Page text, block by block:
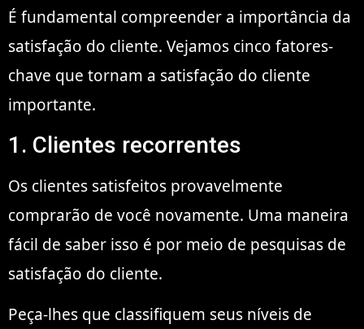
É fundamental compreender a importância da
satisfação do cliente. Vejamos cinco fatores-
chave que tornam a satisfação do cliente
importante.
1. Clientes recorrentes
Os clientes satisfeitos provavelmente
comprarão de você novamente. Uma maneira
fácil de saber isso é por meio de pesquisas de
satisfação do cliente.
Peça-lhes que classifiquem seus níveis de